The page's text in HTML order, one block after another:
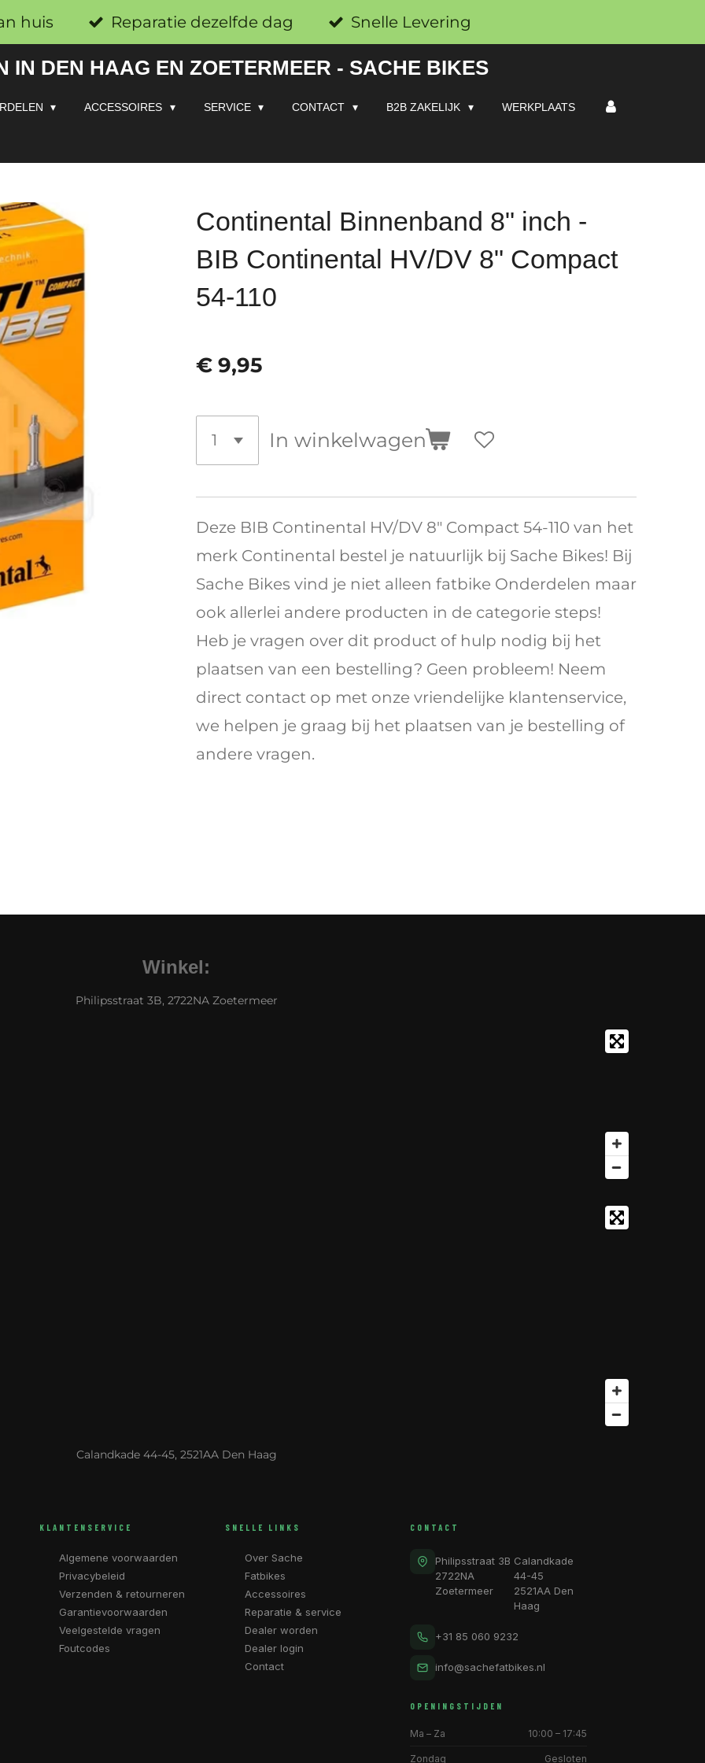
huis Reparatie dezelfde dag Snelle Levering
IN DEN HAAG EN ZOETERMEER - SACHE BIKES
ACCESSOIRES SERVICE CONTACT B2B ZAKELIJK WERKPLAATS
Continental Binnenband 8" inch -
BIB Continental HV/DV 8" Compact
54-110
€ 9,95
In winkelwagen
Deze BIB Continental HV/DV 8" Compact 54-110 van het
merk Continental bestel je natuurlijk bij Sache Bikes! Bij
Sache Bikes vind je niet alleen fatbike Onderdelen maar
ook allerlei andere producten in de categorie steps!
Heb je vragen over dit product of hulp nodig bij het
plaatsen van een bestelling? Geen probleem! Neem
direct contact op met onze vriendelijke klantenservice,
we helpen je graag bij het plaatsen van je bestelling of
andere vragen.
Winkel:
Philipsstraat 3B, 2722NA Zoetermeer
Calandkade 44-45, 2521AA Den Haag
KLANTENSERVICE
Algemene voorwaarden
Privacybeleid
Verzenden & retourneren
Garantievoorwaarden
Veelgestelde vragen
Foutcodes
SNELLE LINKS
Over Sache
Fatbikes
Accessoires
Reparatie & service
Dealer worden
Dealer login
Contact
CONTACT
Philipsstraat 3B
2722NA
Zoetermeer
Calandkade
44-45
2521AA Den
Haag
+31 85 060 9232
info@sachefatbikes.nl
OPENINGSTIJDEN
Ma – Za 10:00 – 17:45
Zondag Gesloten